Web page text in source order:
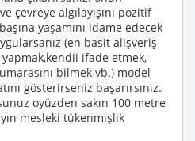
çevreye algılayışını pozitif
yaşamını idame edecek
(en basit alişveriş
ifade etmek,
bilmek vb.) model
gösterirseniz başarırsınız.
oyüzden sakın 100 metre
mesleki tükenmişlik